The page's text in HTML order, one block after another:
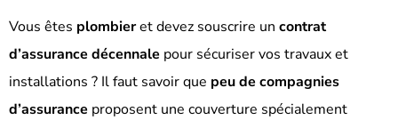
Vous êtes plombieret devez souscrire un contrat
d’assurance décennale pour sécuriser vos travaux et
installations ? Il faut savoir que peu de compagnies
d’assurance proposent une couverture spécialement